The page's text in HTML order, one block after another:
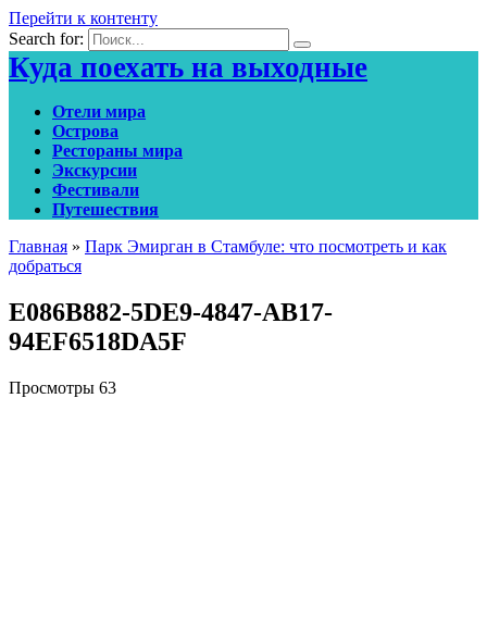
Перейти к контенту
Search for:
Куда поехать на выходные
Отели мира
Острова
Рестораны мира
Экскурсии
Фестивали
Путешествия
Главная » Парк Эмирган в Стамбуле: что посмотреть и как
добраться
E086B882-5DE9-4847-AB17-
94EF6518DA5F
Просмотры 63